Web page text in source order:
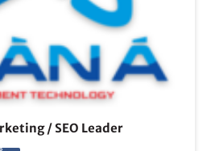
/ SEO Leader